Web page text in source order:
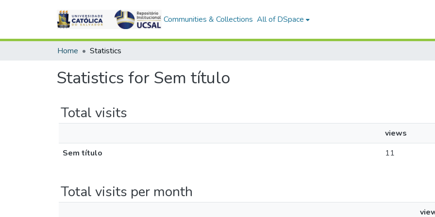
Communities & Collections All of DSpace
Home Statistics
Statistics for Sem título
Total visits
views
Sem título
11
Total visits per month